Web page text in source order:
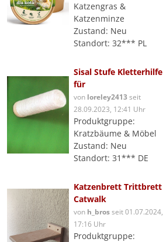
Katzengras &
Katzenminze
Zustand: Neu
Standort: 32*** PL
Sisal Stufe Kletterhilfe
für
von loreley2413seit
28.09.2023, 12:41 Uhr
Produktgruppe:
Kratzbäume & Möbel
Zustand: Neu
Standort: 31*** DE
Katzenbrett Trittbrett
Catwalk
von h_brosseit 01.07.2024,
17:16 Uhr
Produktgruppe: